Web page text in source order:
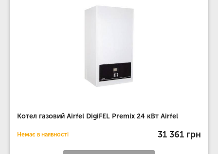
Котел газовий Airfel DigiFEL Premix 24 кВт Airfel
Немає в наявності 31 361 грн